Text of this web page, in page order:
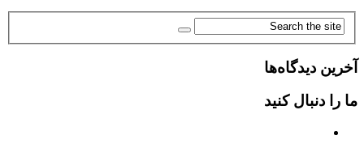
آخرین دیدگاه‌ها
ما را دنبال کنید